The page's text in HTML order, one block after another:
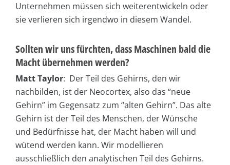
Unternehmen müssen sich weiterentwickeln oder
sie verlieren sich irgendwo in diesem Wandel.
Sollten wir uns fürchten, dass Maschinen bald die
Macht übernehmen werden?
Matt Taylor: Der Teil des Gehirns, den wir
nachbilden, ist der Neocortex, also das “neue
Gehirn” im Gegensatz zum “alten Gehirn”. Das alte
Gehirn ist der Teil des Menschen, der Wünsche
und Bedürfnisse hat, der Macht haben will und
wütend werden kann. Wir modellieren
ausschließlich den analytischen Teil des Gehirns.